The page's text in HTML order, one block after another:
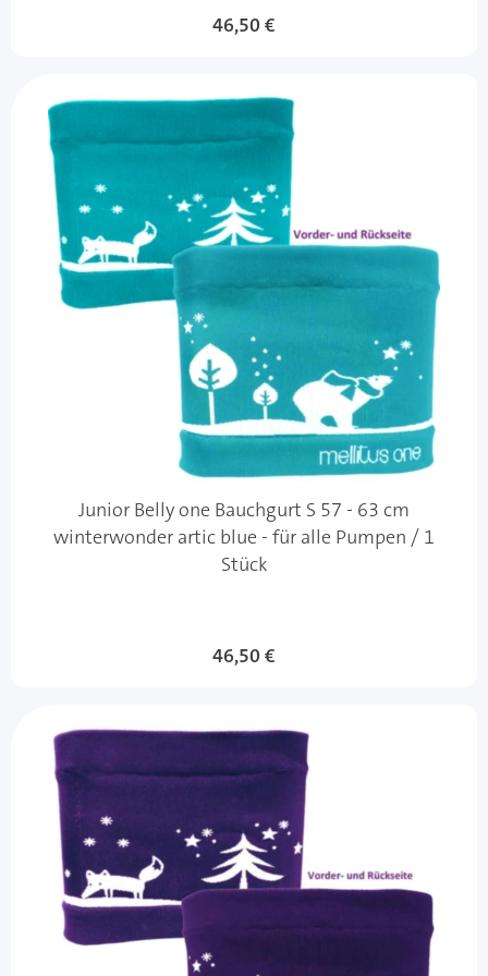
46,50 €
Junior Belly one Bauchgurt S 57 - 63 cm
winterwonder artic blue - für alle Pumpen / 1
Stück
46,50 €